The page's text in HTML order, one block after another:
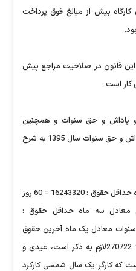
کارگاه بيش از مبالغ فوق پرداخت
اين قانون در صلاحيت مراجع پيش
کار است.
پاداش و حق سنوات و همچنين
محاسبات بيمه و ماليات عيدی و پاداش و حق سنوات سال 1395 به شرح
حداقل عيدی و پاداش معادل دو ماه حداقل حقوق : 16243320 = 60 روز
معادل سه ماه حداقل حقوق :
= 90 روز * 270722حق سنوات معادل يک ماه آخرين حقوق
بعنوان مثال: 8121660 = 30 روز * 270722لازم به ذکر است، عيدی و
که کارگر يک سال شمسی کارکرد